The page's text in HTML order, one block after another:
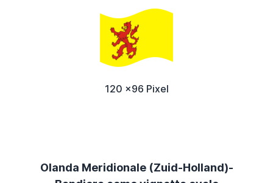
120 x96 Pixel
Olanda Meridionale (Zuid-Holland)-